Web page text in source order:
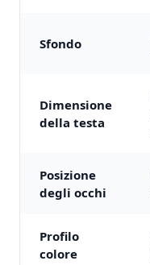
Sfondo
Dimensione
della testa
Posizione
degli occhi
Profilo
colore